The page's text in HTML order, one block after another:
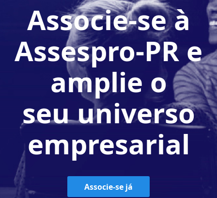
Associe-se à
Assespro-PR e
amplie o
seu universo
empresarial
Associe-se já